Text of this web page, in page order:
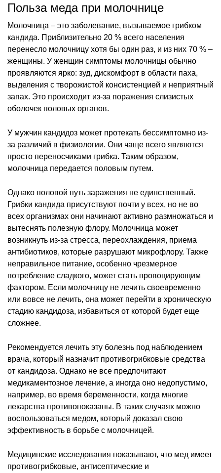
Польза меда при молочнице
Молочница – это заболевание, вызываемое грибком
кандида. Приблизительно 20 % всего населения
перенесло молочницу хотя бы один раз, и из них 70 % –
женщины. У женщин симптомы молочницы обычно
проявляются ярко: зуд, дискомфорт в области паха,
выделения с творожистой консистенцией и неприятный
запах. Это происходит из-за поражения слизистых
оболочек половых органов.
У мужчин кандидоз может протекать бессимптомно из-
за различий в физиологии. Они чаще всего являются
просто переносчиками грибка. Таким образом,
молочница передается половым путем.
Однако половой путь заражения не единственный.
Грибки кандида присутствуют почти у всех, но не во
всех организмах они начинают активно размножаться и
вытеснять полезную флору. Молочница может
возникнуть из-за стресса, переохлаждения, приема
антибиотиков, которые разрушают микрофлору. Также
неправильное питание, особенно чрезмерное
потребление сладкого, может стать провоцирующим
фактором. Если молочницу не лечить своевременно
или вовсе не лечить, она может перейти в хроническую
стадию кандидоза, избавиться от которой будет еще
сложнее.
Рекомендуется лечить эту болезнь под наблюдением
врача, который назначит противогрибковые средства
от кандидоза. Однако не все предпочитают
медикаментозное лечение, а иногда оно недопустимо,
например, во время беременности, когда многие
лекарства противопоказаны. В таких случаях можно
воспользоваться медом, который доказал свою
эффективность в борьбе с молочницей.
Медицинские исследования показывают, что мед имеет
противогрибковые, антисептические и